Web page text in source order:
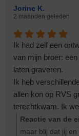
Jorine K.
2 maanden geleden
Ik had zelf een
van mijn broer:
laten graveren.
Ik heb
allen kon op RVS
terechtkwam. Ik
paar dagen had ik
sprakeloos. Heel
Reactie van de
maar blij dat jij